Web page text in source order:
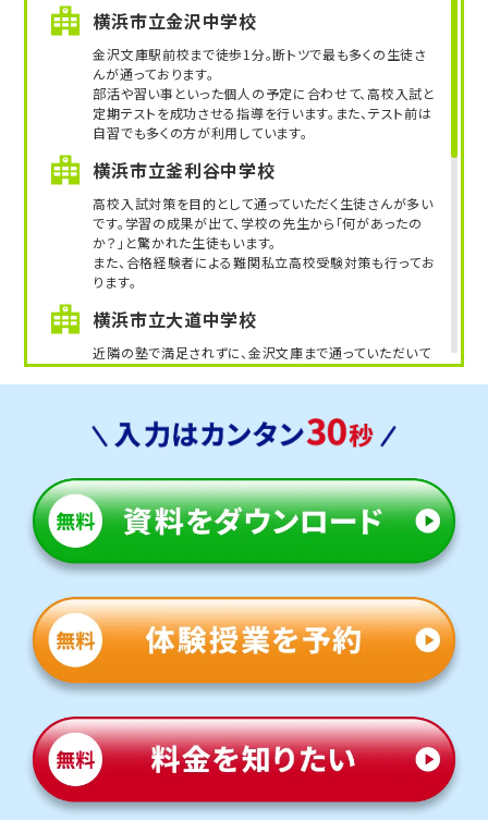
コミュニケーションが大事です。一緒に頑張りましょ
う！
横浜市立金沢中学校
金沢文庫駅前校まで徒歩1分。断トツで最も多くの生徒さ
んが通っております。
部活や習い事といった個人の予定に合わせて、高校入試と
定期テストを成功させる指導を行います。また、テスト前は
自習でも多くの方が利用しています。
横浜市立釜利谷中学校
高校入試対策を目的として通っていただく生徒さんが多い
です。学習の成果が出て、学校の先生から「何があったの
か？」と驚かれた生徒もいます。
また、合格経験者による難関私立高校受験対策も行ってお
ります。
横浜市立大道中学校
近隣の塾で満足されずに、金沢文庫まで通っていただいて
いる方も多くいます。入会されると、友人を紹介したり、長期
横浜市立六浦中学校
からの移籍が多数を占めます。1対1の個別指導のトライが
必要とされています。
横浜市立西柴中学校
こちらもこの1年で顕著に生徒数が増えた学校の代表で
ています。
他にも以下の学校に対応しています
逗子開成、山手学院、公文国際学園、関東学院六浦、湘南学園、清
泉女学院、横浜、橘学苑
（横浜市立）富岡中学校、並木中学校、浜中学校
（横須賀市立）追浜中学校、鷹取中学校、田浦中学校など